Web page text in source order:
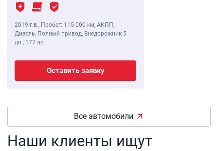
2019 г.в., Пробег: 115 000 км, АКПП,
Дизель, Полный привод, Внедорожник 5
дв., 177 лс
Оставить заявку
Все автомобили
Наши клиенты ищут